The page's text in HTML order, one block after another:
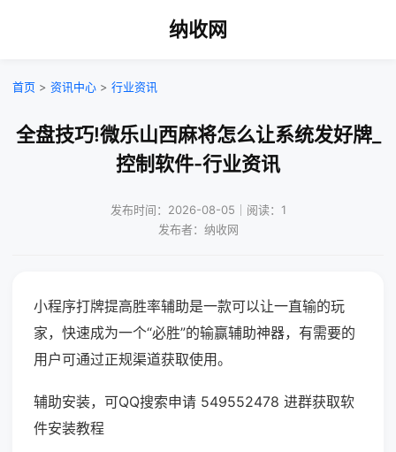
纳收网
首页 > 资讯中心 > 行业资讯
全盘技巧!微乐山西麻将怎么让系统发好牌_
控制软件-行业资讯
发布时间：2026-08-05｜阅读：1
发布者：纳收网
小程序打牌提高胜率辅助是一款可以让一直输的玩
家，快速成为一个“必胜”的输赢辅助神器，有需要的
用户可通过正规渠道获取使用。
辅助安装，可QQ搜索申请 549552478 进群获取软
件安装教程